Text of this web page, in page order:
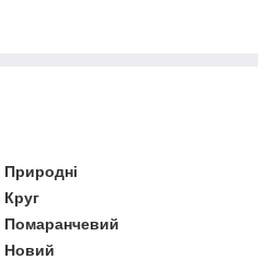
Природні
Круг
Помаранчевий
Новий